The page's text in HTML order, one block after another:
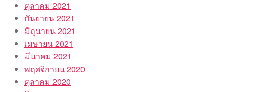
ตุลาคม 2021
กันยายน 2021
มิถุนายน 2021
เมษายน 2021
มีนาคม 2021
พฤศจิกายน 2020
ตุลาคม 2020